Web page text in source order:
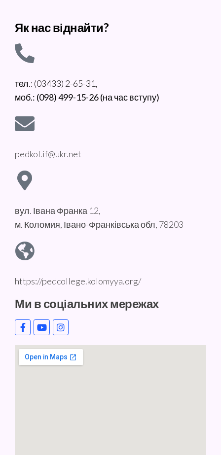
Як нас віднайти?
тел.: (03433) 2-65-31,
моб.: (098) 499-15-26 (на час вступу)
pedkol.if@ukr.net
вул. Івана Франка 12,
м. Коломия, Івано-Франківська обл, 78203
https://pedcollege.kolomyya.org/
Ми в соціальних мережах